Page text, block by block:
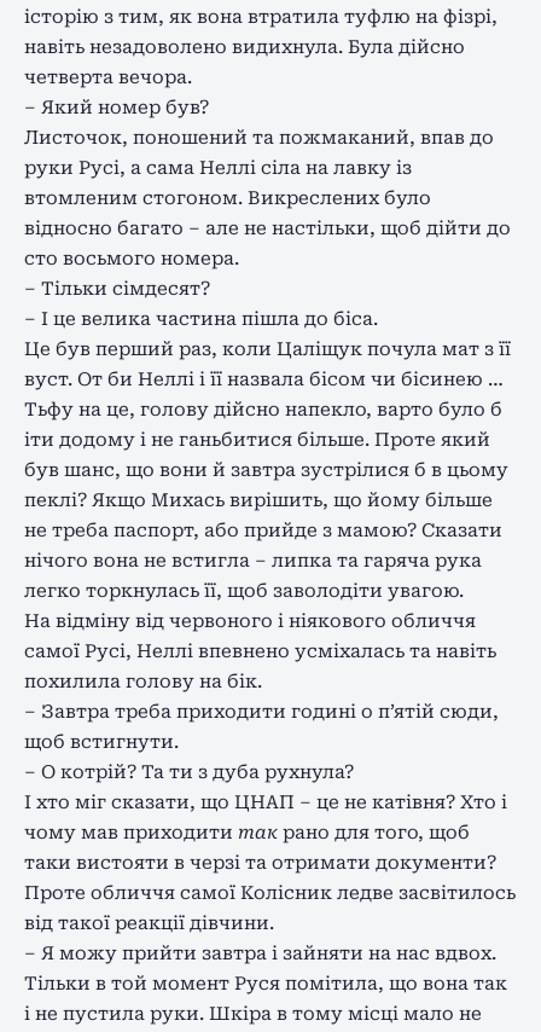
історію з тим, як вона втратила туфлю на фізрі,
навіть незадоволено видихнула. Була дійсно
четверта вечора.
– Який номер був?
Листочок, поношений та пожмаканий, впав до
руки Русі, а сама Неллі сіла на лавку із
втомленим стогоном. Викреслених було
відносно багато – але не настільки, щоб дійти до
сто восьмого номера.
– Тільки сімдесят?
– І це велика частина пішла до біса.
Це був перший раз, коли Цаліщук почула мат з її
вуст. От би Неллі і її назвала бісом чи бісинею …
Тьфу на це, голову дійсно напекло, варто було б
іти додому і не ганьбитися більше. Проте який
був шанс, що вони й завтра зустрілися б в цьому
пеклі? Якщо Михась вирішить, що йому більше
не треба паспорт, або прийде з мамою? Сказати
нічого вона не встигла – липка та гаряча рука
легко торкнулась її, щоб заволодіти увагою.
На відміну від червоного і ніякового обличчя
самої Русі, Неллі впевнено усміхалась та навіть
похилила голову на бік.
– Завтра треба приходити годині о п’ятій сюди,
щоб встигнути.
– О котрій? Та ти з дуба рухнула?
І хто міг сказати, що ЦНАП – це не катівня? Хто і
чому мав приходити так рано для того, щоб
таки вистояти в черзі та отримати документи?
Проте обличчя самої Колісник ледве засвітилось
від такої реакції дівчини.
– Я можу прийти завтра і зайняти на нас вдвох.
Тільки в той момент Руся помітила, що вона так
і не пустила руки. Шкіра в тому місці мало не